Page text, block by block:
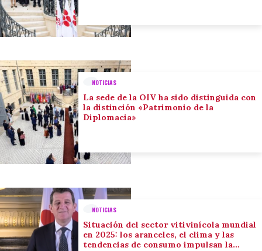
NOTICIAS
La sede de la OIV ha sido distinguida con
la distinción «Patrimonio de la
Diplomacia»
NOTICIAS
Situación del sector vitivinícola mundial
en 2025: los aranceles, el clima y las
tendencias de consumo impulsan la